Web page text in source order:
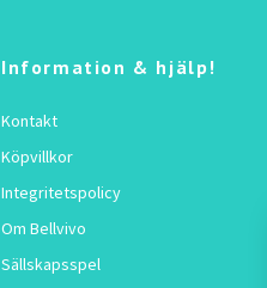
Information & hjälp!
Kontakt
Köpvillkor
Integritetspolicy
Om Bellvivo
Sällskapsspel